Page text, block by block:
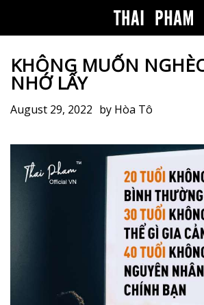
KHÔNG MUỐN
NHỚ LẤY
August 29, 2022 by Hòa Tô